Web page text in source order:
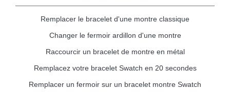
Remplacer le bracelet d'une montre classique
Changer le fermoir ardillon d'une montre
Raccourcir un bracelet de montre en métal
Remplacez votre bracelet Swatch en 20 secondes
Remplacer un fermoir sur un bracelet montre Swatch